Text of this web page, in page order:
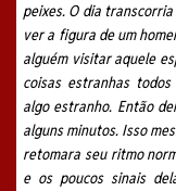
peixes. O dia
ver a figura de um
alguém visitar aquele
coisas estranhas
algo estranho. Então
alguns minutos. Isso
retomara seu ritmo
e os poucos sinais